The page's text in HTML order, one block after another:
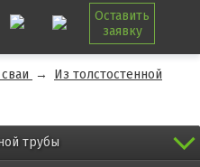
Оставить
заявку
→
Из толстостенной
трубы